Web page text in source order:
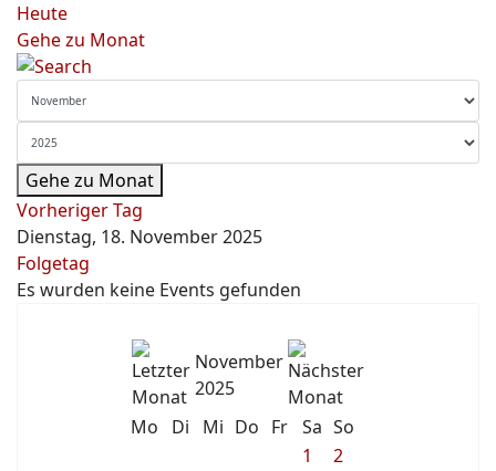
Heute
Gehe zu Monat
Gehe zu Monat
Vorheriger Tag
Dienstag, 18. November 2025
Folgetag
Es wurden keine Events gefunden
November
2025
Mo
Di Mi Do Fr Sa So
1
2